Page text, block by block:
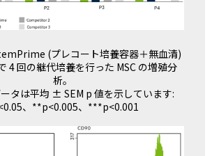
(プレコート培養容器＋無血清)
4 回の継代培養を行った MSC の増殖分
析。
タは平均 ± SEM p 値を示しています:
、**p<0.005、***p<0.001